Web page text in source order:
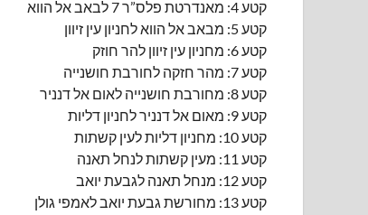
קטע 4: מאנדרטת פלס”ר 7 לבאב אל הווא
קטע 5: מבאב אל הווא לחניון עין זיוון
קטע 6: מחניון עין זיוון להר חוזק
קטע 7: מהר חזקה לחורבת חושנייה
קטע 8: מחורבת חושנייה לאום אל דנניר
קטע 9: מאום אל דנניר לחניון דליות
קטע 10: מחניון דליות לעין קשתות
קטע 11: מעין קשתות לנחל תאנה
קטע 12: מנחל תאנה לגבעת יואב
קטע 13: מחורשת גבעת יואב לאמפי גולן